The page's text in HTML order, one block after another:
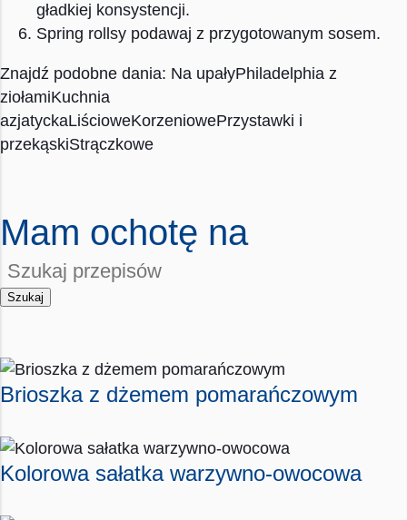
gładkiej konsystencji.
Spring rollsy podawaj z przygotowanym sosem.
Znajdź podobne dania: Na upałyPhiladelphia z
ziołamiKuchnia
azjatyckaLiścioweKorzeniowePrzystawki i
przekąskiStrączkowe
Mam ochotę na
Szukaj